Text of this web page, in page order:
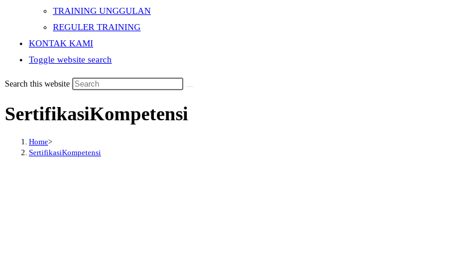
TRAINING UNGGULAN
REGULER TRAINING
KONTAK KAMI
Toggle website search
Search this website
SertifikasiKompetensi
Home>
SertifikasiKompetensi